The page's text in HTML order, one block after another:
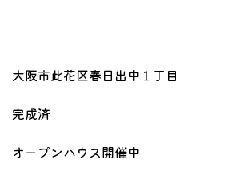
大阪市此花区春日出中１丁目
完成済
オープンハウス開催中